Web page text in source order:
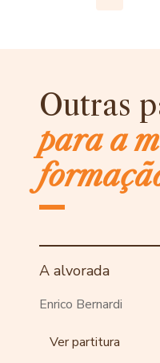
Outras
para a
A alvorada
Enrico Bernardi
Ver partitura